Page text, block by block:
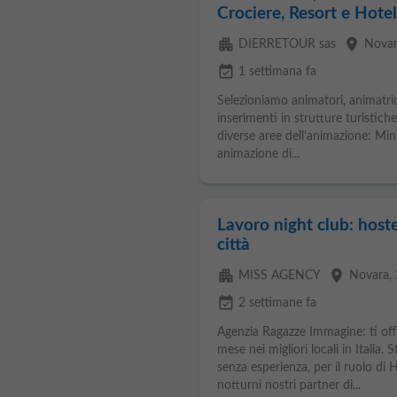
Crociere, Resort e
apartment DIERRETOUR sas place
event_available 1 settimana fa
Selezioniamo animatori,
inserimenti in strutture
diverse aree dell’animazione:
animazione di...
Lavoro night club:
città
apartment MISS AGENCY place Novara,
event_available 2 settimane fa
Agenzia Ragazze Immagine: ti
mese nei migliori locali in Italia.
senza esperienza, per il ruolo di
notturni nostri partner di...